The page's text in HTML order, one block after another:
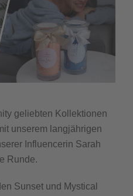
geliebten Kollektionen
unserem langjährigen
Influencerin Sarah
Runde.
Sunset und Mystical